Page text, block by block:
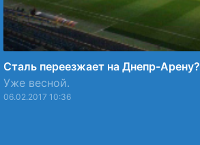
Сталь переезжает на Днепр-Арену?
Уже весной.
06.02.2017 10:36